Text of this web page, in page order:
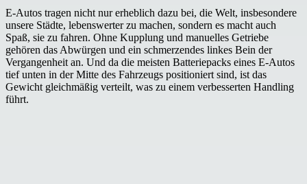
E-Autos tragen nicht nur erheblich dazu bei, die Welt, insbesondere
unsere Städte, lebenswerter zu machen, sondern es macht auch
Spaß, sie zu fahren. Ohne Kupplung und manuelles Getriebe
gehören das Abwürgen und ein schmerzendes linkes Bein der
Vergangenheit an. Und da die meisten Batteriepacks eines E-Autos
tief unten in der Mitte des Fahrzeugs positioniert sind, ist das
Gewicht gleichmäßig verteilt, was zu einem verbesserten Handling
führt.